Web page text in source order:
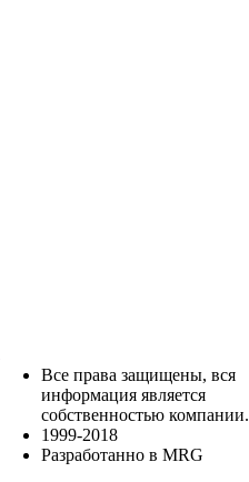
Все права защищены, вся
информация является
собственностью компании.
1999-2018
Разработанно в MRG